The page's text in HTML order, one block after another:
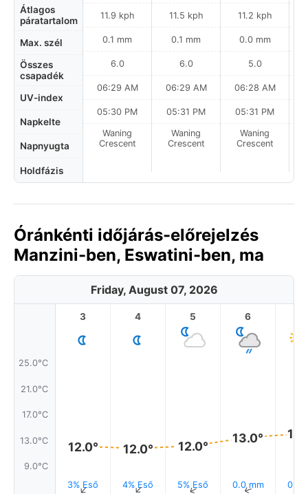
Átlagos
páratartalom
Max. szél
Összes
csapadék
UV-index
Napkelte
Napnyugta
Holdfázis
11.9 kph
0.1 mm
6.0
06:29 AM
05:30 PM
Waning
Crescent
11.5 kph
0.1 mm
6.0
06:29 AM
05:31 PM
Waning
Crescent
11.2 kph
0.0 mm
5.0
06:28 AM
05:31 PM
Waning
Crescent
Óránkénti időjárás-előrejelzés
Manzini-ben, Eswatini-ben, ma
Friday, August 07, 2026
25.0°C
21.0°C
17.0°C
13.0°C
9.0°C
3
12.0°
3% Eső
↑
4
12.0°
4% Eső
↑
5
12.0°
5% Eső
↑
6
13.0°
0.0 mm
↑ 0.0